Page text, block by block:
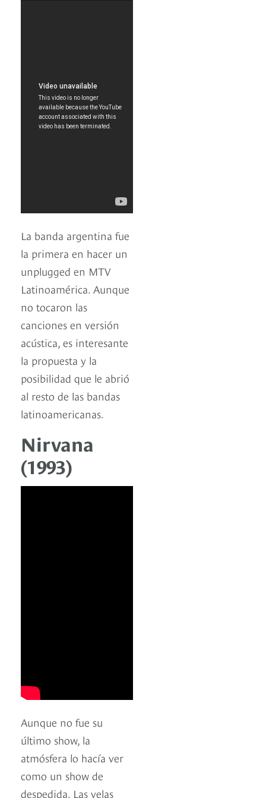
La banda argentina fue
la primera en hacer un
unplugged en MTV
Latinoamérica. Aunque
no tocaron las
canciones en versión
acústica, es interesante
la propuesta y la
posibilidad que le abrió
al resto de las bandas
latinoamericanas.
Nirvana
(1993)
Aunque no fue su
último show, la
atmósfera lo hacía ver
como un show de
despedida. Las velas